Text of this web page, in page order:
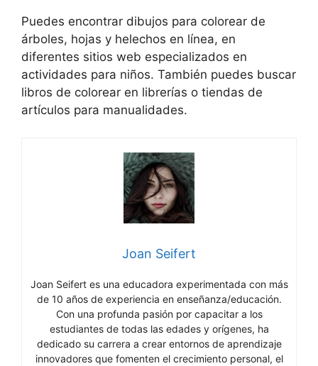
Puedes encontrar dibujos para colorear de
árboles, hojas y helechos en línea, en
diferentes sitios web especializados en
actividades para niños. También puedes buscar
libros de colorear en librerías o tiendas de
artículos para manualidades.
Joan Seifert
Joan Seifert es una educadora experimentada con más
de 10 años de experiencia en enseñanza/educación.
Con una profunda pasión por capacitar a los
estudiantes de todas las edades y orígenes, ha
dedicado su carrera a crear entornos de aprendizaje
innovadores que fomenten el crecimiento personal, el